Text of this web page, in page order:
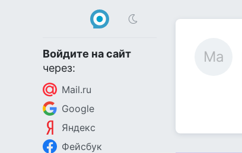
Войдите на сайт
через:
Mail.ru
Google
Яндекс
Фейсбук
Ма